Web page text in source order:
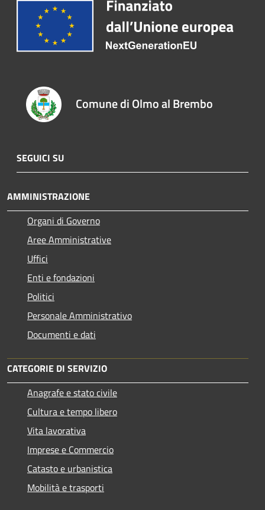
Comune di Olmo al Brembo
SEGUICI SU
AMMINISTRAZIONE
Organi di Governo
Aree Amministrative
Uffici
Enti e fondazioni
Politici
Personale Amministrativo
Documenti e dati
CATEGORIE DI SERVIZIO
Anagrafe e stato civile
Cultura e tempo libero
Vita lavorativa
Imprese e Commercio
Catasto e urbanistica
Mobilità e trasporti